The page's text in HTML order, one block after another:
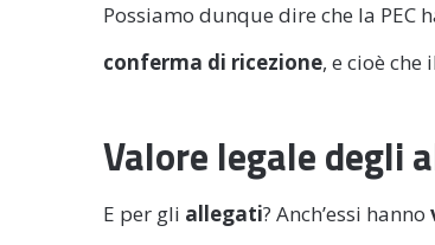
Possiamo dunque dire che la PEC
conferma di ricezione, e cioè
Valore legale degli
E per gli allegati? Anch’essi hanno